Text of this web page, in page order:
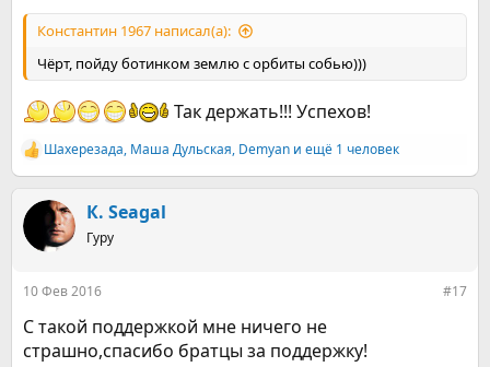
Константин 1967 написал(а):
Чёрт, пойду ботинком землю с орбиты собью)))
Так держать!!! Успехов!
Р
е
к
ц
и
Шахерезада, Маша Дульская, Demyan и ещё 1 человек
К. Seagal
Гуру
10 Фев 2016 #17
С такой поддержкой мне ничего не
страшно,спасибо братцы за поддержку!